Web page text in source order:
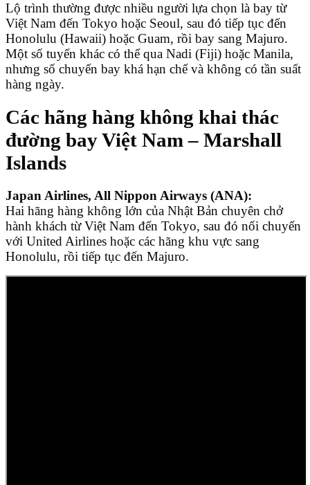
Lộ trình thường được nhiều người lựa chọn là bay từ
Việt Nam đến Tokyo hoặc Seoul, sau đó tiếp tục đến
Honolulu (Hawaii) hoặc Guam, rồi bay sang Majuro.
Một số tuyến khác có thể qua Nadi (Fiji) hoặc Manila,
nhưng số chuyến bay khá hạn chế và không có tần suất
hàng ngày.
Các hãng hàng không khai thác
đường bay Việt Nam – Marshall
Islands
Japan Airlines, All Nippon Airways (ANA):
Hai hãng hàng không lớn của Nhật Bản chuyên chở
hành khách từ Việt Nam đến Tokyo, sau đó nối chuyến
với United Airlines hoặc các hãng khu vực sang
Honolulu, rồi tiếp tục đến Majuro.